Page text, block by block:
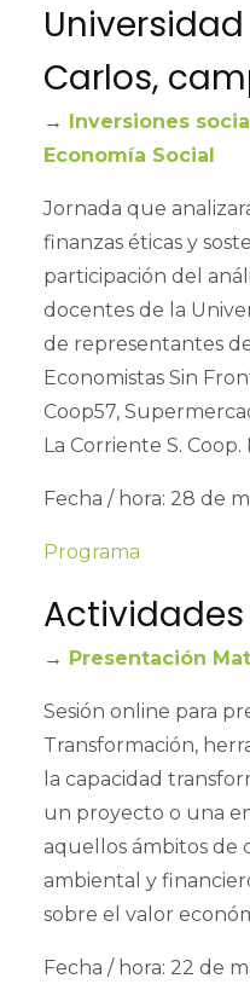
Carlos,
→
Inversiones
Economía Social
Jornada que
finanzas éticas y
participación del
docentes de la
de representantes
Economistas Sin
Coop57,
La Corriente S. Coop.
Fecha / hora: 28 de
Programa
Actividades
→ Presentación
Sesión online para
Transformación,
la capacidad
un proyecto o una
aquellos ámbitos de
ambiental y
sobre el valor
Fecha / hora: 22 de